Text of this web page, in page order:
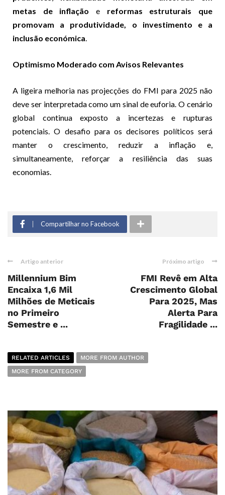
metas de inflação e reformas estruturais que
promovam a produtividade, o investimento e a
inclusão económica.
Optimismo Moderado com Avisos Relevantes
A ligeira melhoria nas projecções do FMI para 2025 não
deve ser interpretada como um sinal de euforia. O cenário
global continua exposto a incertezas e rupturas
potenciais. O desafio para os decisores políticos será
manter o crescimento, reduzir a inflação e,
simultaneamente, reforçar a resiliência das suas
economias.
Compartilhar no Facebook
Artigo anterior
Millennium Bim
Encaixa 1,6 Mil
Milhões de Meticais
no Primeiro
Semestre e ...
Próximo artigo
FMI Revê em Alta
Crescimento Global
Para 2025, Mas
Alerta Para
Fragilidade ...
RELATED ARTICLES
MORE FROM AUTHOR
MORE FROM CATEGORY